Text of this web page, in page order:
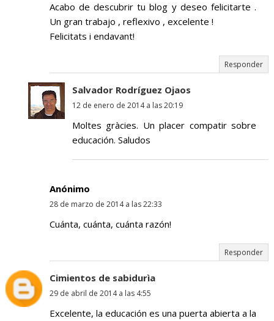
Acabo de descubrir tu blog y deseo felicitarte .
Un gran trabajo , reflexivo , excelente !
Felicitats i endavant!
Responder
Salvador Rodríguez Ojaos
12 de enero de 2014 a las 20:19
Moltes gràcies. Un placer compatir sobre
educación. Saludos
Anónimo
28 de marzo de 2014 a las 22:33
Cuánta, cuánta, cuánta razón!
Responder
Cimientos de sabidurìa
29 de abril de 2014 a las 4:55
Excelente, la educación es una puerta abierta a la